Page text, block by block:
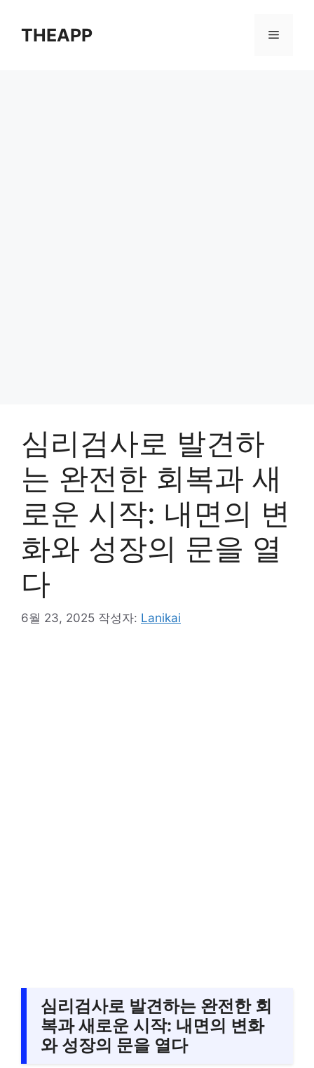
THEAPP 메
심리검사로 발견하
는 완전한 회복과 새
로운 시작: 내면의 변
화와 성장의 문을 열
다
6월 23, 2025 작성자: Lanikai
심리검사로 발견하는 완전한 회
복과 새로운 시작: 내면의 변화
와 성장의 문을 열다